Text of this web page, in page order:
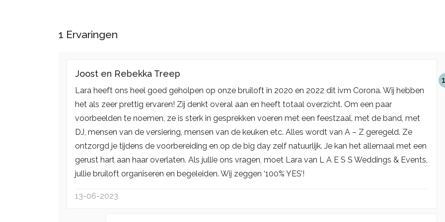
1 Ervaringen
Joost en Rebekka Treep
Lara heeft ons heel goed geholpen op onze bruiloft in 2020 en 2022 dit ivm Corona. Wij hebben
het als zeer prettig ervaren! Zij denkt overal aan en heeft totaal overzicht. Om een paar
voorbeelden te noemen, ze is sterk in gesprekken voeren met een feestzaal, met de band, met
DJ, mensen van de versiering, mensen van de keuken etc. Alles wordt van A – Z geregeld. Ze
ontzorgd je tijdens de voorbereiding en op de big day zelf natuurlijk. Je kan het allemaal met een
gerust hart aan haar overlaten. Als jullie ons vragen, moet Lara van L A E S S Weddings & Events,
jullie bruiloft organiseren en begeleiden. Wij zeggen ‘100% YES’!
13-06-2023